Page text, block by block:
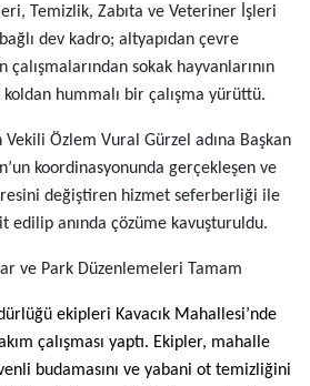
Temizlik, Zabıta ve Veteriner İşleri
dev kadro; altyapıdan çevre
sokak hayvanlarının
koldan hummalı bir çalışma yürüttü.
Vekili Özlem Vural Gürzel adına Başkan
koordinasyonunda gerçekleşen ve
değiştiren hizmet seferberliği ile
edilip anında çözüme kavuşturuldu.
ve Park Düzenlemeleri Tamam
ekipleri Kavacık Mahallesi’nde
çalışması yaptı. Ekipler, mahalle
budamasını ve yabani ot temizliğini